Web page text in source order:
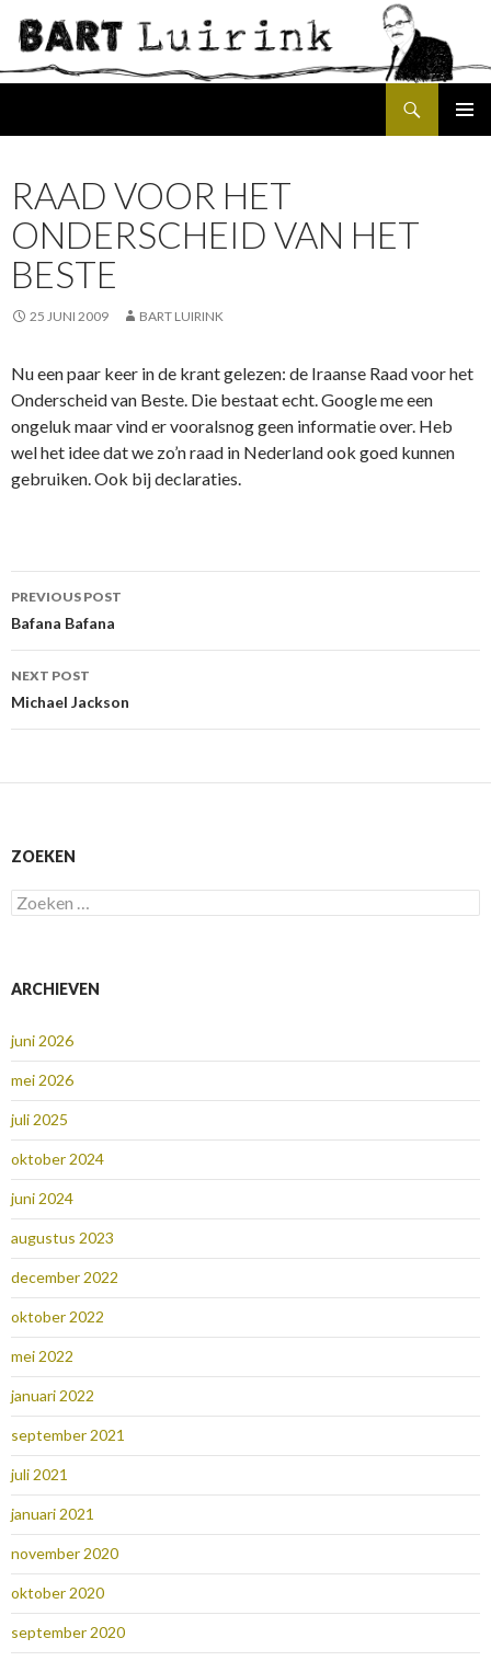
RAAD VOOR HET
ONDERSCHEID VAN HET
BESTE
25 JUNI 2009 BART LUIRINK
Nu een paar keer in de krant gelezen: de Iraanse Raad voor het
Onderscheid van Beste. Die bestaat echt. Google me een
ongeluk maar vind er vooralsnog geen informatie over. Heb
wel het idee dat we zo’n raad in Nederland ook goed kunnen
gebruiken. Ook bij declaraties.
Post
navigation
PREVIOUS POST
Bafana Bafana
NEXT POST
Michael Jackson
ZOEKEN
Zoeken
naar:
ARCHIEVEN
juni 2026
mei 2026
juli 2025
oktober 2024
juni 2024
augustus 2023
december 2022
oktober 2022
mei 2022
januari 2022
september 2021
juli 2021
januari 2021
november 2020
oktober 2020
september 2020